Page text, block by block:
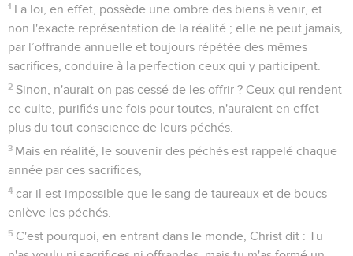
1 La loi, en effet, possède une ombre des biens à venir, et
non l'exacte représentation de la réalité ; elle ne peut jamais,
par l’offrande annuelle et toujours répétée des mêmes
sacrifices, conduire à la perfection ceux qui y participent.
2 Sinon, n'aurait-on pas cessé de les offrir ? Ceux qui rendent
ce culte, purifiés une fois pour toutes, n'auraient en effet
plus du tout conscience de leurs péchés.
3 Mais en réalité, le souvenir des péchés est rappelé chaque
année par ces sacrifices,
4 car il est impossible que le sang de taureaux et de boucs
enlève les péchés.
5 C'est pourquoi, en entrant dans le monde, Christ dit : Tu